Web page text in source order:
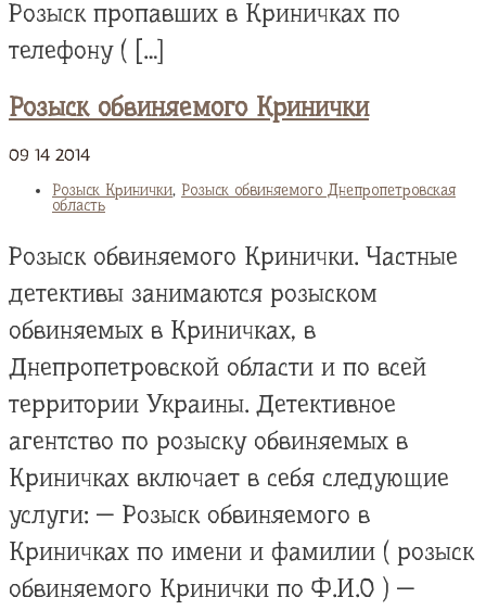
Розыск пропавших в Криничках по
телефону ( […]
Розыск обвиняемого Кринички
09 14 2014
Розыск Кринички, Розыск обвиняемого Днепропетровская
область
Розыск обвиняемого Кринички. Частные
детективы занимаются розыском
обвиняемых в Криничках, в
Днепропетровской области и по всей
территории Украины. Детективное
агентство по розыску обвиняемых в
Криничках включает в себя следующие
услуги: — Розыск обвиняемого в
Криничках по имени и фамилии ( розыск
обвиняемого Кринички по Ф.И.О ) —